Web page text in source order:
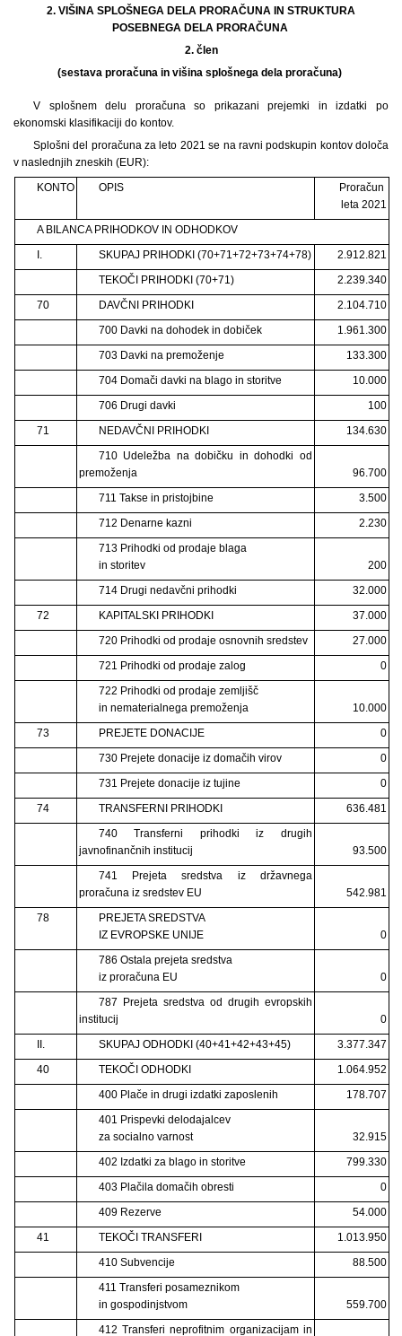
2. VIŠINA SPLOŠNEGA DELA PRORAČUNA IN STRUKTURA
POSEBNEGA DELA PRORAČUNA
2. člen
(sestava proračuna in višina splošnega dela proračuna)
V splošnem delu proračuna so prikazani prejemki in izdatki po
ekonomski klasifikaciji do kontov.
Splošni del proračuna za leto 2021 se na ravni podskupin kontov določa
v naslednjih zneskih (EUR):
KONTO
OPIS
Proračun
leta 2021
A BILANCA PRIHODKOV IN ODHODKOV
I.
SKUPAJ PRIHODKI (70+71+72+73+74+78)
2.912.821
TEKOČI PRIHODKI (70+71)
2.239.340
70
DAVČNI PRIHODKI
2.104.710
700 Davki na dohodek in dobiček
1.961.300
703 Davki na premoženje
133.300
704 Domači davki na blago in storitve
10.000
706 Drugi davki
100
71
NEDAVČNI PRIHODKI
134.630
710 Udeležba na dobičku in dohodki od
premoženja
96.700
711 Takse in pristojbine
3.500
712 Denarne kazni
2.230
713 Prihodki od prodaje blaga
in storitev
200
714 Drugi nedavčni prihodki
32.000
72
KAPITALSKI PRIHODKI
37.000
720 Prihodki od prodaje osnovnih sredstev
27.000
721 Prihodki od prodaje zalog
0
722 Prihodki od prodaje zemljišč
in nematerialnega premoženja
10.000
73
PREJETE DONACIJE
0
730 Prejete donacije iz domačih virov
0
731 Prejete donacije iz tujine
0
74
TRANSFERNI PRIHODKI
636.481
740 Transferni prihodki iz drugih
javnofinančnih institucij
93.500
741 Prejeta sredstva iz državnega
proračuna iz sredstev EU
542.981
78
PREJETA SREDSTVA
IZ EVROPSKE UNIJE
0
786 Ostala prejeta sredstva
iz proračuna EU
0
787 Prejeta sredstva od drugih evropskih
institucij
0
II.
SKUPAJ ODHODKI (40+41+42+43+45)
3.377.347
40
TEKOČI ODHODKI
1.064.952
400 Plače in drugi izdatki zaposlenih
178.707
401 Prispevki delodajalcev
za socialno varnost
32.915
402 Izdatki za blago in storitve
799.330
403 Plačila domačih obresti
0
409 Rezerve
54.000
41
TEKOČI TRANSFERI
1.013.950
410 Subvencije
88.500
411 Transferi posameznikom
in gospodinjstvom
559.700
412 Transferi neprofitnim organizacijam in